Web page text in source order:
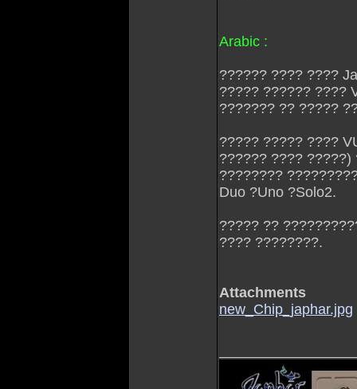
Arabic :
?????? ???? ????
????? ?????? ????
??????? ?? ?????
????? ????? ????
?????? ????
????????
Duo ?Uno ?Solo2.
????? ??
???? ????????.
Attachments
new_Chip_japhar.jpg